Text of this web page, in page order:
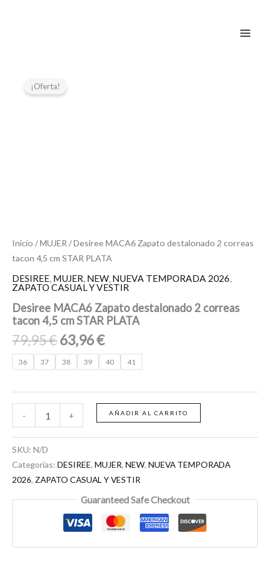
¡Oferta!
Inicio /MUJER / Desiree MACA6 Zapato destalonado 2 correas
tacon 4,5 cm STAR PLATA
DESIREE, MUJER, NEW, NUEVA TEMPORADA 2026,
ZAPATO CASUAL Y VESTIR
Desiree MACA6 Zapato destalonado 2 correas
tacon 4,5 cm STAR PLATA
79,95€63,96€
36 37 38 39 40 41
-
MACA6
Zapato
+ AÑADIR AL CARRITO
SKU: N/D
Categorías: DESIREE, MUJER, NEW, NUEVA TEMPORADA
2026, ZAPATO CASUAL Y VESTIR
Guaranteed Safe Checkout